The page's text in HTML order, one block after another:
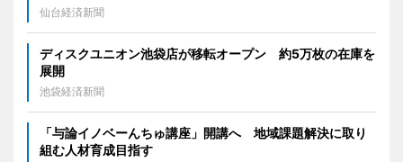
仙台経済新聞
ディスクユニオン池袋店が移転オープン 約5万枚の在庫を
展開
池袋経済新聞
「与論イノベーんちゅ講座」開講へ 地域課題解決に取り
組む人材育成目指す